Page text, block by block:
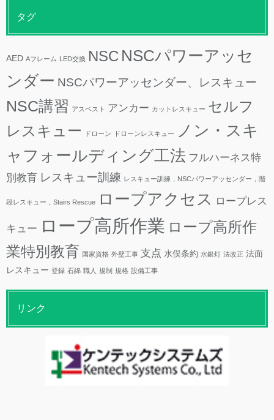
タグ
AED Aフレーム LED交換 NSC NSCパワーアッセ
ンダー NSCパワーアッセンダー、レスキュー
NSC講習 アスベスト アンカー カットレスキュー セルフ
レスキュー
ドローン ドローンレスキュー
ノン・スキ
ャフォールディング工法 フルハーネス特
別教育 レスキュー訓練 レスキュー訓練，NSCパワーアッセンダー，階
段レスキュー，Stairs Rescue ロープアクセス ロープレス
キュー ロープ高所作業 ロープ高所作
業特別教育 国家資格 外壁工事 支点 水俣条約 水銀灯 法改正 法面
レスキュー 登録 石綿 職人 規制 規格 設備工事
リンク